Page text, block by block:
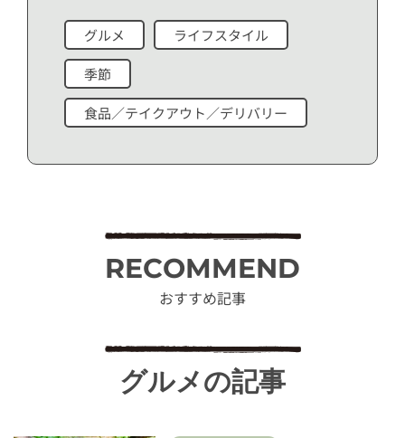
グルメ ライフスタイル
季節
食品／テイクアウト／デリバリー
RECOMMEND
おすすめ記事
グルメの記事